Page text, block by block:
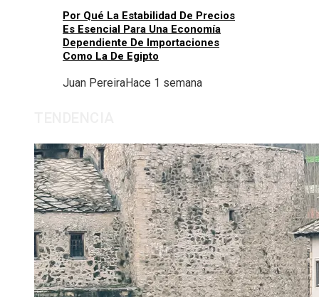
Por Qué La Estabilidad De Precios
Es Esencial Para Una Economía
Dependiente De Importaciones
Como La De Egipto
Juan PereiraHace 1 semana